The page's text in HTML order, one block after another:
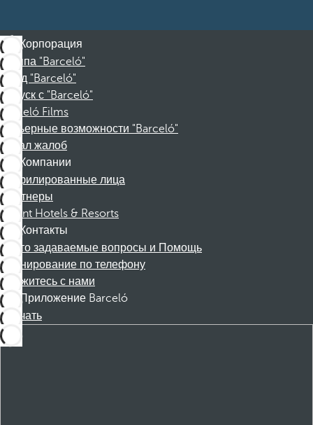
Корпорация
Группа "Barceló"
Фонд "Barceló"
Отпуск с "Barceló"
Barceló Films
Карьерные возможности "Barceló"
Канал жалоб
Компании
Аффилированные лица
Партнеры
Dorint Hotels & Resorts
Контакты
Часто задаваемые вопросы и Помощь
Бронирование по телефону
Свяжитесь с нами
Приложение Barceló
Скачать